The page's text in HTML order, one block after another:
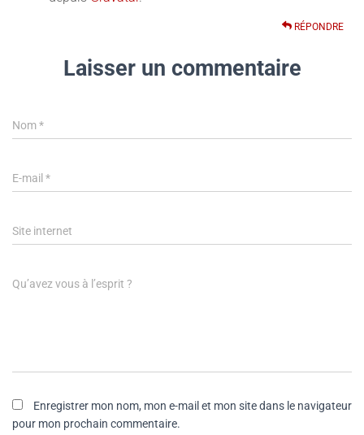
RÉPONDRE
Laisser un commentaire
Nom*
E-mail *
Site internet
Qu’avez vous à l’esprit ?
Enregistrer mon nom, mon e-mail et mon site dans le navigateur
pour mon prochain commentaire.